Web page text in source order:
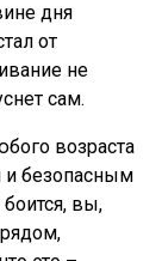
дня
от
не
сам.
возраста
и безопасным
вы,